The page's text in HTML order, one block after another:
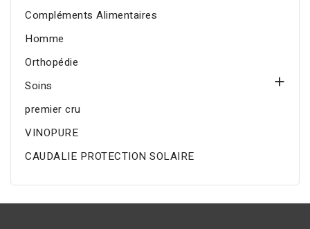
Compléments Alimentaires
Homme
Orthopédie
Soins

premier cru
VINOPURE
CAUDALIE PROTECTION SOLAIRE